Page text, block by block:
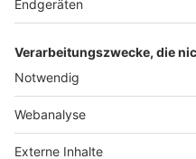
Nutzungsbedingungen